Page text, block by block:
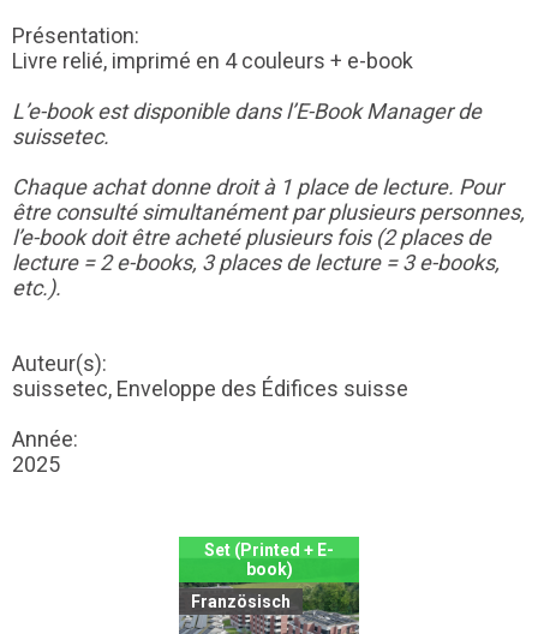
Présentation:
Livre relié, imprimé en 4 couleurs + e-book
L’e-book est disponible dans l’E-Book Manager de
suissetec.
Chaque achat donne droit à 1 place de lecture. Pour
être consulté simultanément par plusieurs personnes,
l’e-book doit être acheté plusieurs fois (2 places de
lecture = 2 e-books, 3 places de lecture = 3 e-books,
etc.).
Auteur(s):
suissetec, Enveloppe des Édifices suisse
Année:
2025
Set (Printed + E-
book)
Französisch